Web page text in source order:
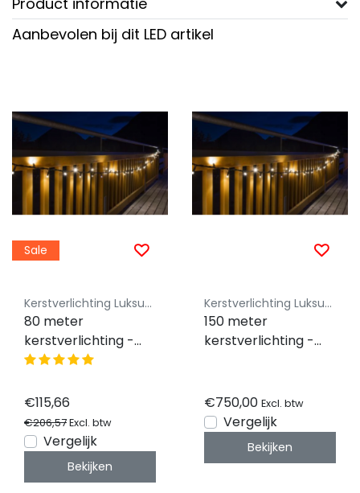
Aanbevolen bij dit LED artikel
Sale
Kerstverlichting Luksus - Koppelbaar
80 meter
kerstverlichting -
800 LEDs - warm wit
PRO LUKSUS
€115,66
€206,57Excl. btw
Vergelijk
Bekijken
Kerstverlichting Luksus - Koppelbaar
150 meter
kerstverlichting -
waterdicht - PRO
LUKSUS
€750,00 Excl. btw
Vergelijk
Bekijken